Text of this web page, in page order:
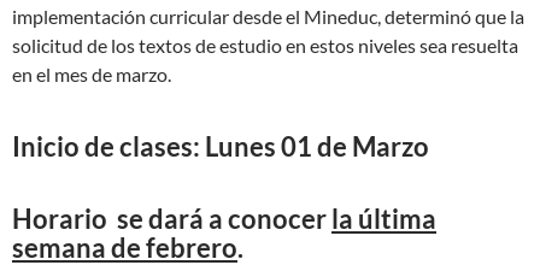
implementación curricular desde el Mineduc, determinó que la
solicitud de los textos de estudio en estos niveles sea resuelta
en el mes de marzo.
Inicio de clases: Lunes 01 de Marzo
Horario se dará a conocerla última
semana de febrero.